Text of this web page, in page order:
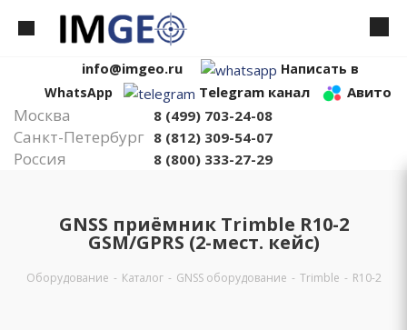
info@imgeo.ru
Написать в
WhatsApp
Telegram канал Авито
Москва 8 (499) 703-24-08
Санкт-Петербург 8 (812) 309-54-07
Россия 8 (800) 333-27-29
GNSS приёмник Trimble R10-2
GSM/GPRS (2-мест. кейс)
Оборудование - Каталог - GNSS оборудование - Trimble - R10-2